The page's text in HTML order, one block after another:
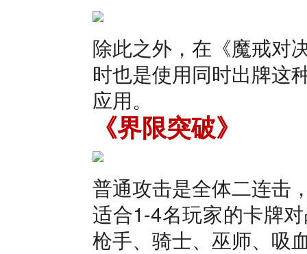
除此之外，在《魔戒对
时也是使用同时出牌这
应用。
《界限突破》
普通攻击是全体二连击
适合1-4名玩家的卡牌
枪手、骑士、巫师、吸